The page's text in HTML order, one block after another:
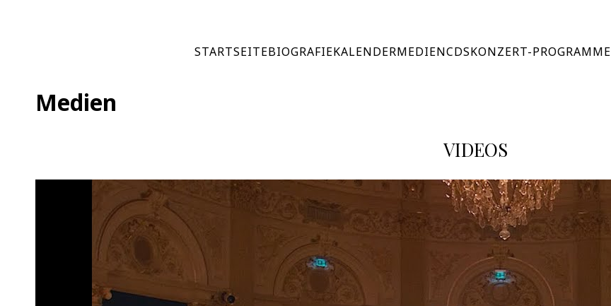
STARTSEITEBIOGRAFIEKALENDERMEDIENCDSKONZERT-PROGRAMME
Medien
VIDEOS